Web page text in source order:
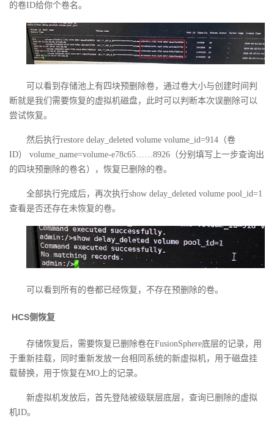
客
论
坛
的
圈
子
我
的
直
播
我
的
活
动
我
的
关
注
我
开
发
我
的
课
程
我
的
认
我
的
我
的
Programs
我
我
的
技
术
支
我
的
云
声
的卷ID给你个卷名。
可以看到存储池上有四块预删除卷，通过卷大小与创建时间判
断就是我们需要恢复的虚拟机磁盘，此时可以判断本次误删除可以
尝试恢复。
然后执行restore delay_deleted volume volume_id=914 （卷
ID） volume_name=volume-e78c65……8926 （分别填写上一步查询出
的四块预删除的卷名），恢复已删除的卷。
全部执行完成后，再次执行show delay_deleted volume pool_id=1
查看是否还存在未恢复的卷。
可以看到所有的卷都已经恢复，不存在预删除的卷。
HCS侧恢复
存储恢复后，需要恢复已删除卷在FusionSphere底层的记录，用
于重新挂载，同时重新发放一台相同系统的新虚拟机，用于磁盘挂
载替换，用于恢复在MO 上的记录。
新虚拟机发放后，首先登陆被级联层底层，查询已删除的虚拟
机ID。